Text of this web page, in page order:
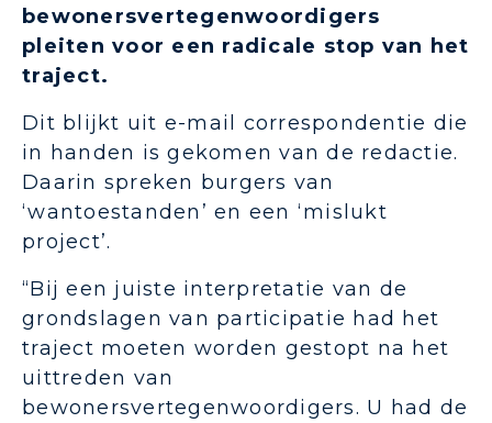
bewonersvertegenwoordigers
pleiten voor een radicale stop van het
traject.
Dit blijkt uit e-mail correspondentie die
in handen is gekomen van de redactie.
Daarin spreken burgers van
‘wantoestanden’ en een ‘mislukt
project’.
“Bij een juiste interpretatie van de
grondslagen van participatie had het
traject moeten worden gestopt na het
uittreden van
bewonersvertegenwoordigers. U had de